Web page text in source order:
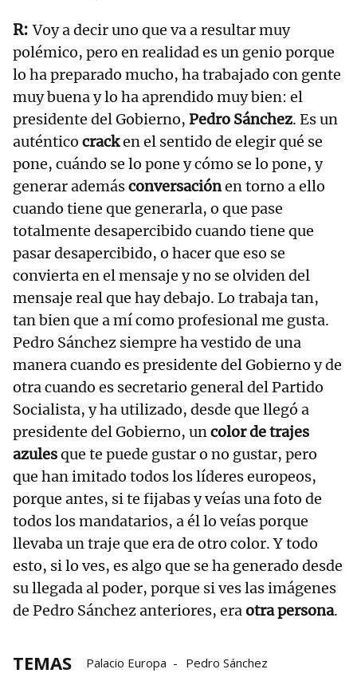
Voy a decir uno que va a resultar muy
polémico, pero en realidad es un genio porque
lo ha preparado mucho, ha trabajado con gente
muy buena y lo ha aprendido muy bien: el
presidente del Gobierno, Pedro Sánchez. Es un
auténtico cracken el sentido de elegir qué se
pone, cuándo se lo pone y cómo se lo pone, y
generar ademásconversaciónen torno a ello
cuando tiene que generarla, o que pase
totalmente desapercibido cuando tiene que
pasar desapercibido, o hacer que eso se
convierta en el mensaje y no se olviden del
mensaje real que hay debajo. Lo trabaja tan,
tan bien que a mí como profesional me gusta.
Pedro Sánchez siempre ha vestido de una
manera cuando es presidente del Gobierno y de
otra cuando es secretario general del Partido
Socialista, y ha utilizado, desde que llegó a
presidente del Gobierno, uncolor de trajes
azulesque te puede gustar o no gustar, pero
que han imitado todos los líderes europeos,
porque antes, si te fijabas y veías una foto de
todos los mandatarios, a él lo veías porque
llevaba un traje que era de otro color. Y todo
esto, si lo ves, es algo que se ha generado desde
su llegada al poder, porque si ves las imágenes
de Pedro Sánchez anteriores, eraotra persona.
TEMAS Palacio Europa Pedro Sánchez